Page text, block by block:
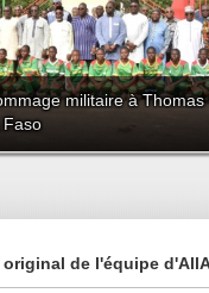
militaire à Thomas
Faso
de l'équipe